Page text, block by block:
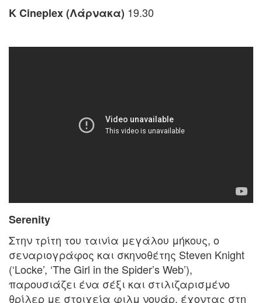
K Cineplex (Λάρνακα) 19.30
Serenity
Στην τρίτη του ταινία μεγάλου μήκους, ο
σεναριογράφος και σκηνοθέτης Steven Knight
(‘Locke’, ‘The Girl in the Spider’s Web’),
παρουσιάζει ένα σέξι και στιλιζαρισμένο
θρίλερ με στοιχεία φιλμ νουάρ, έχοντας στη